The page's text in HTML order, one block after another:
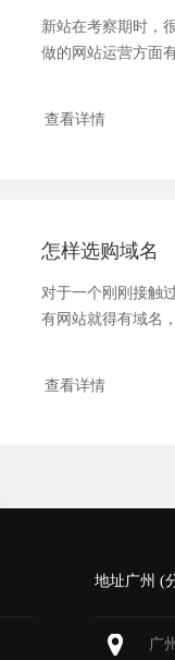
新站在考察期时，
做的网站运营方面
查看详情
怎样选购域名
对于一个刚刚接触
有网站就得有域名
查看详情
地址广州 (
广